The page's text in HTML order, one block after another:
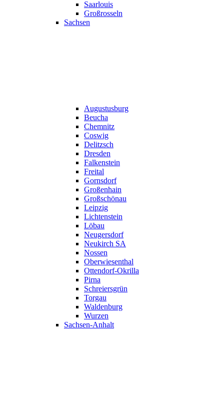
Saarlouis
Großrosseln
Sachsen
Augustusburg
Beucha
Chemnitz
Coswig
Delitzsch
Dresden
Falkenstein
Freital
Gornsdorf
Großenhain
Großschönau
Leipzig
Lichtenstein
Löbau
Neugersdorf
Neukirch SA
Nossen
Oberwiesenthal
Ottendorf-Okrilla
Pirna
Schreiersgrün
Torgau
Waldenburg
Wurzen
Sachsen-Anhalt